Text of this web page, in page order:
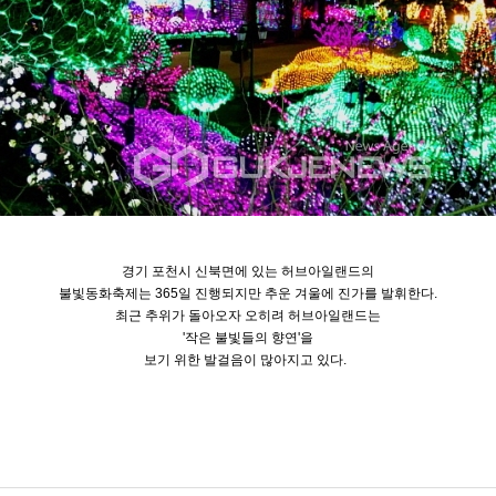
경기 포천시 신북면에 있는 허브아일랜드의
불빛동화축제는 365일 진행되지만 추운 겨울에 진가를 발휘한다.
최근 추위가 돌아오자 오히려 허브아일랜드는
'작은 불빛들의 향연'을
보기 위한 발걸음이 많아지고 있다.